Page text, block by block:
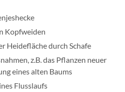
Kopfweiden
Heidefläche durch Schafe
z.B. das Pflanzen neuer
eines alten Baums
Flusslaufs